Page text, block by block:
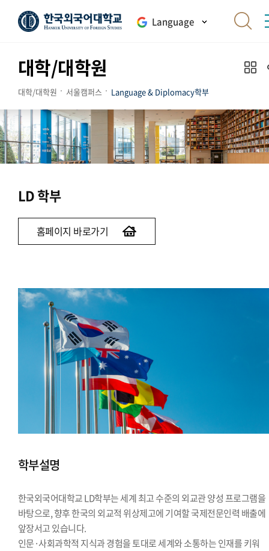
Language
대학/대학원
대학/대학원 서울캠퍼스 Language & Diplomacy학부
LD 학부
홈페이지 바로가기
학부설명
한국외국어대학교 LD학부는 세계 최고 수준의 외교관 양성 프로그램을
바탕으로, 향후 한국의 외교적 위상제고에 기여할 국제전문인력 배출에
앞장서고 있습니다.
인문·사회과학적 지식과 경험을 토대로 세계와 소통하는 인재를 키워